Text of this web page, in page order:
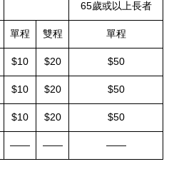
65歲或以上長者
單程 雙程 單程
$10 $20 $50
$10 $20 $50
$10 $20 $50
—— —— ——